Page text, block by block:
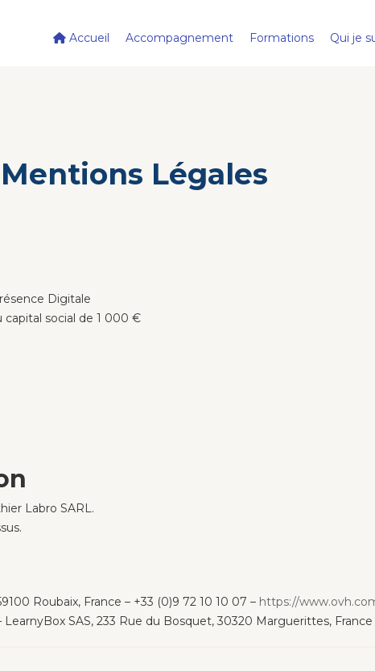
Accueil Accompagnement Formations Qui je
Mentions Légales
Digitale
capital social de 1 000 €
Labro SARL.
Roubaix, France – +33 (0)9 72 10 10 07 – https://
LearnyBox SAS, 233 Rue du Bosquet, 30320 Marguerittes, France